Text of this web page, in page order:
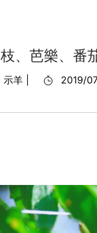
、芭樂、番
示羊 | 2019/